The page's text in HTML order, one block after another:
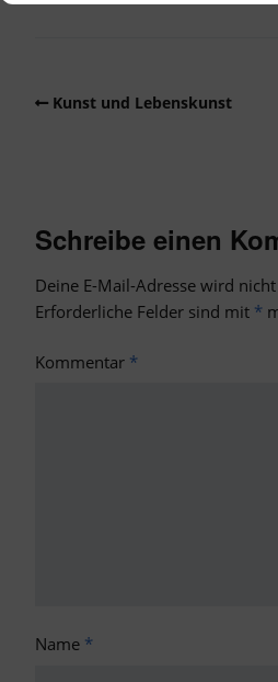
Kunst und Lebenskunst
Schreibe einen
Deine E-Mail-Adresse wird
Erforderliche Felder sind mit *
Kommentar *
Name *